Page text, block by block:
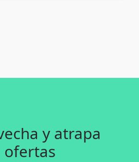
y atrapa
ofertas